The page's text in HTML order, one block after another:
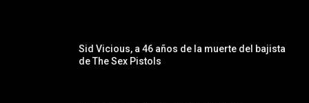
Sid Vicious, a 46 años de la muerte del bajista
de The Sex Pistols